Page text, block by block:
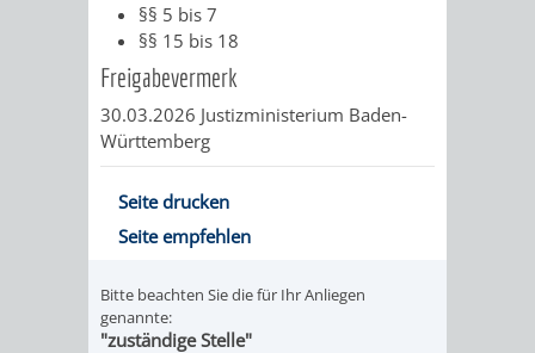
§§ 5 bis 7
§§ 15 bis 18
Freigabevermerk
30.03.2026 Justizministerium Baden-
Württemberg
Seite drucken
Seite empfehlen
Bitte beachten Sie die für Ihr Anliegen
genannte:
"zuständige Stelle"